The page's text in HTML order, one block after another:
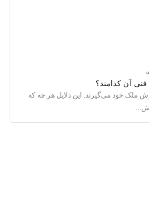
آن کدامند؟
ملک خود می‌گیرند. این دلایل هر چه که